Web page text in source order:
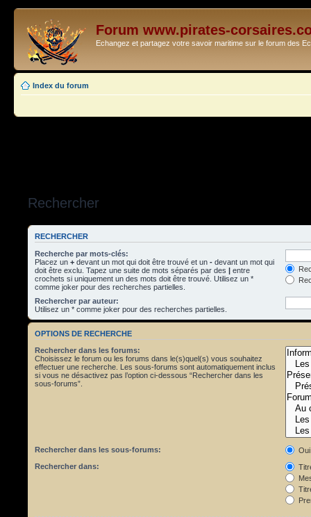
Forum www.pirates-
Echangez et partagez votre savoir maritime sur le forum des
Index du forum
Rechercher
RECHERCHER
Recherche par mots-clés:
Placez un + devant un mot qui doit être trouvé et un - devant un mot qui
doit être exclu. Tapez une suite de mots séparés par des | entre
crochets si uniquement un des mots doit être trouvé. Utilisez un *
comme joker pour des recherches partielles.
Rechercher par auteur:
Utilisez un * comme joker pour des recherches partielles.
OPTIONS DE RECHERCHE
Rechercher dans les forums:
Choisissez le forum ou les forums dans le(s)quel(s) vous souhaitez
effectuer une recherche. Les sous-forums sont automatiquement inclus
si vous ne désactivez pas l’option ci-dessous “Rechercher dans les
sous-forums”.
Rechercher dans les sous-forums:
Oui
Rechercher dans: